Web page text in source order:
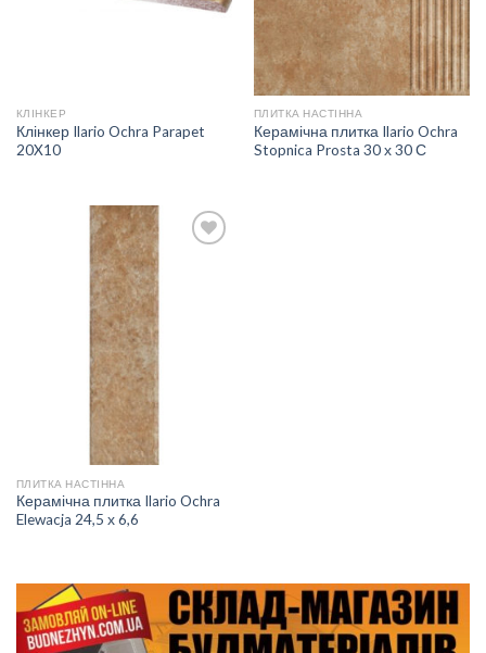
КЛІНКЕР
Клінкер Ilario Ochra Parapet
20X10
ПЛИТКА НАСТІННА
Керамічна плитка Ilario Ochra
Stopnica Prosta 30 х 30 С
ДОДАТИ
СПИСКУ
ПЛИТКА НАСТІННА
Керамічна плитка Ilario Ochra
Elewacja 24,5 х 6,6